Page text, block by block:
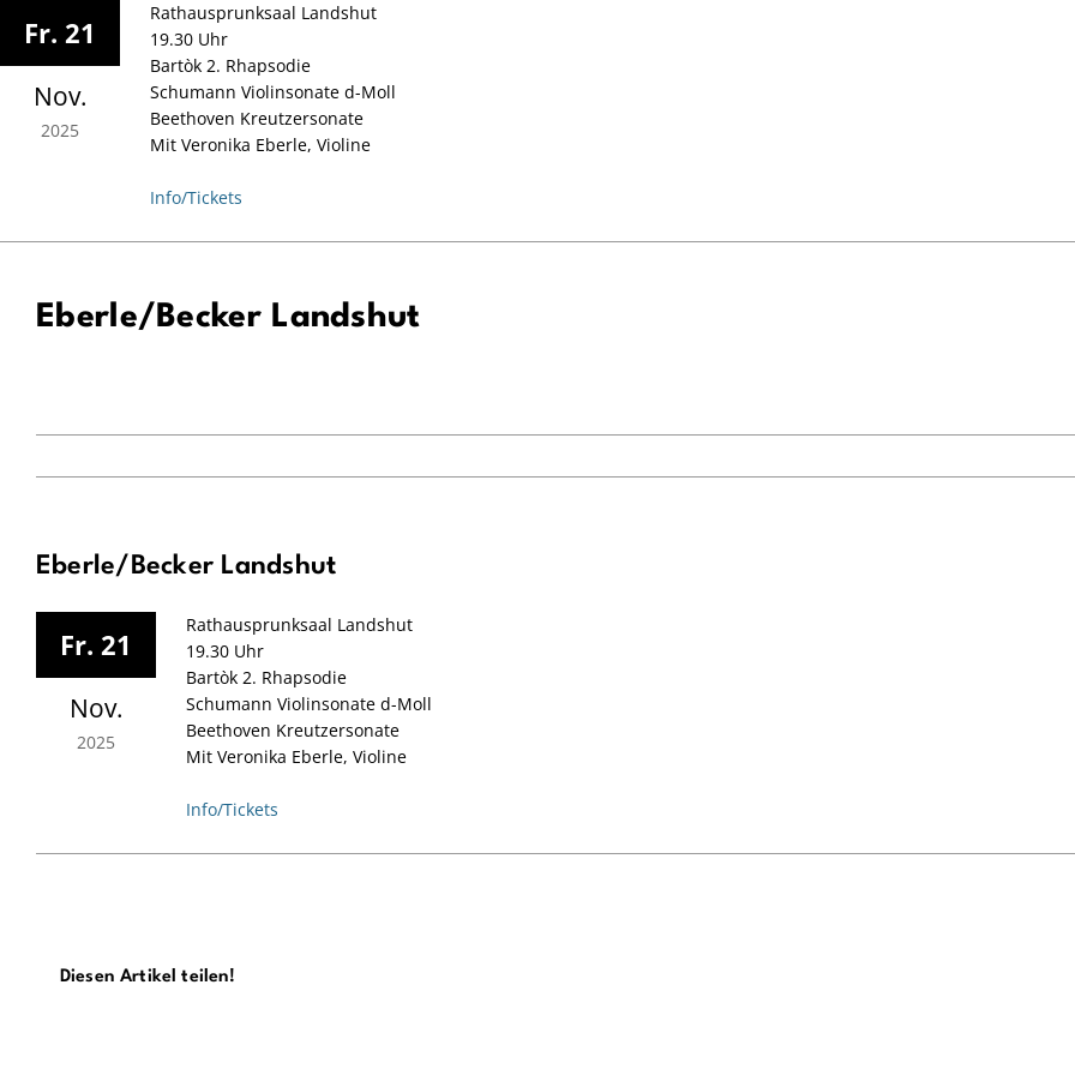
Inhalt
springen
Fr. 21
Nov.
2025
Rathausprunksaal Landshut
19.30 Uhr
Bartòk 2. Rhapsodie
Schumann Violinsonate d-Moll
Beethoven Kreutzersonate
Mit Veronika Eberle, Violine
Info/Tickets
Eberle/Becker Landshut
Eberle/Becker Landshut
Fr. 21
Nov.
2025
Rathausprunksaal Landshut
19.30 Uhr
Bartòk 2. Rhapsodie
Schumann Violinsonate d-Moll
Beethoven Kreutzersonate
Mit Veronika Eberle, Violine
Info/Tickets
Diesen Artikel teilen!